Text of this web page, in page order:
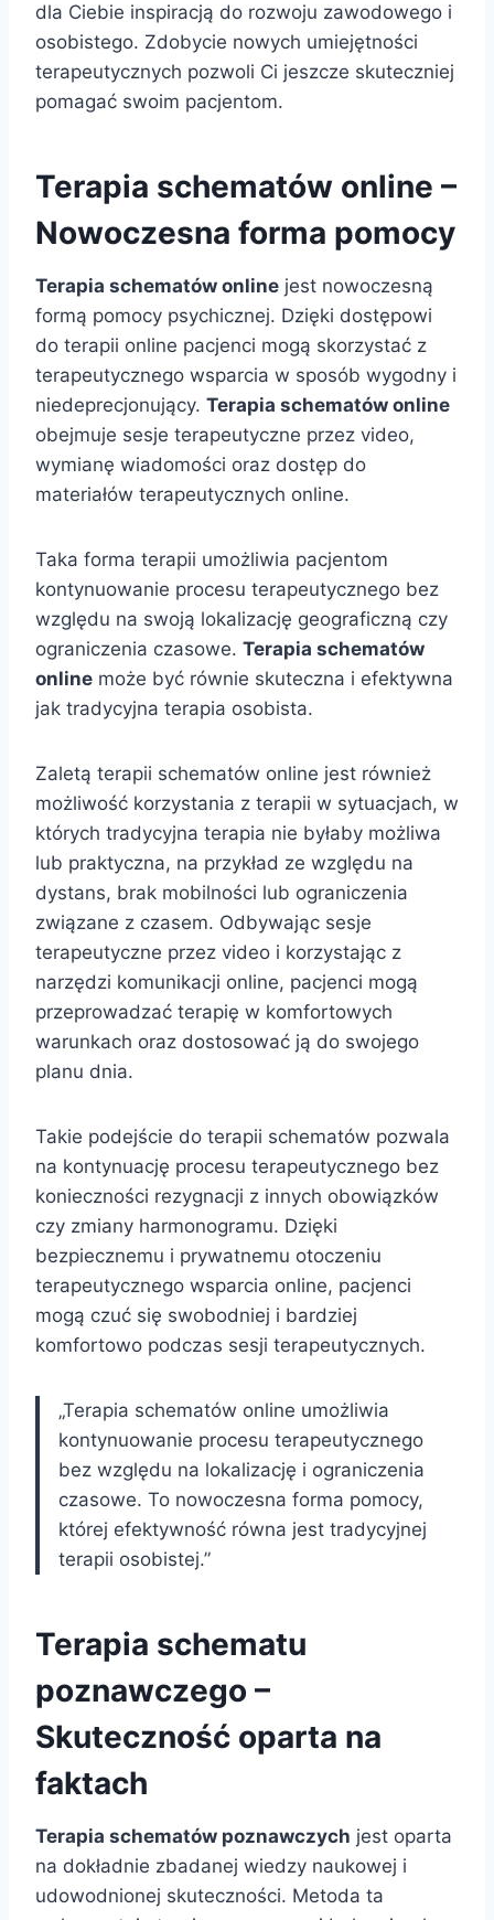
dla Ciebie inspiracją do rozwoju zawodowego i
osobistego. Zdobycie nowych umiejętności
terapeutycznych pozwoli Ci jeszcze skuteczniej
pomagać swoim pacjentom.
Terapia schematów online –
Nowoczesna forma pomocy
Terapia schematów online jest nowoczesną
formą pomocy psychicznej. Dzięki dostępowi
do terapii online pacjenci mogą skorzystać z
terapeutycznego wsparcia w sposób wygodny i
niedeprecjonujący. Terapia schematów online
obejmuje sesje terapeutyczne przez video,
wymianę wiadomości oraz dostęp do
materiałów terapeutycznych online.
Taka forma terapii umożliwia pacjentom
kontynuowanie procesu terapeutycznego bez
względu na swoją lokalizację geograficzną czy
ograniczenia czasowe. Terapia schematów
online może być równie skuteczna i efektywna
jak tradycyjna terapia osobista.
Zaletą terapii schematów online jest również
możliwość korzystania z terapii w sytuacjach, w
których tradycyjna terapia nie byłaby możliwa
lub praktyczna, na przykład ze względu na
dystans, brak mobilności lub ograniczenia
związane z czasem. Odbywając sesje
terapeutyczne przez video i korzystając z
narzędzi komunikacji online, pacjenci mogą
przeprowadzać terapię w komfortowych
warunkach oraz dostosować ją do swojego
planu dnia.
Takie podejście do terapii schematów pozwala
na kontynuację procesu terapeutycznego bez
konieczności rezygnacji z innych obowiązków
czy zmiany harmonogramu. Dzięki
bezpiecznemu i prywatnemu otoczeniu
terapeutycznego wsparcia online, pacjenci
mogą czuć się swobodniej i bardziej
komfortowo podczas sesji terapeutycznych.
„Terapia schematów online umożliwia
kontynuowanie procesu terapeutycznego
bez względu na lokalizację i ograniczenia
czasowe. To nowoczesna forma pomocy,
której efektywność równa jest tradycyjnej
terapii osobistej.”
Terapia schematu
poznawczego –
Skuteczność oparta na
faktach
Terapia schematów poznawczych jest oparta
na dokładnie zbadanej wiedzy naukowej i
udowodnionej skuteczności. Metoda ta